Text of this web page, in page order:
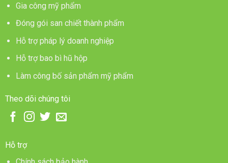
Gia công mỹ phẩm
Đóng gói san chiết thành phẩm
Hỗ trợ pháp lý doanh nghiệp
Hỗ trợ bao bì hũ hộp
Làm công bố sản phẩm mỹ phẩm
Theo dõi chúng tôi
Hỗ trợ